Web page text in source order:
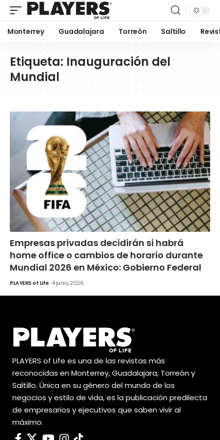
Monterrey Guadalajara Torreón Saltillo
Etiqueta: Inauguración del
Mundial
Empresas privadas decidirán si habrá
home office o cambios de horario durante
Mundial 2026 en México: Gobierno Federal
PLAYERS of Life 4 junio, 2026
PLAYERS of Life es una de las revistas más
reconocidas en Monterrey, Guadalajara, Torreón y
Saltillo. Única en su género del mundo de los
negocios y estilo de vida, es la publicación predilecta
de empresarios y ejecutivos que saben vivir al
máximo.